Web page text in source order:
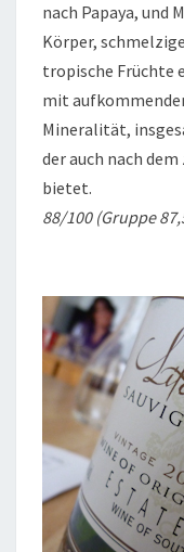
nach Papaya, und
Körper,
tropische Früchte
mit
Mineralität,
der auch nach
bietet.
88/100 (Gruppe